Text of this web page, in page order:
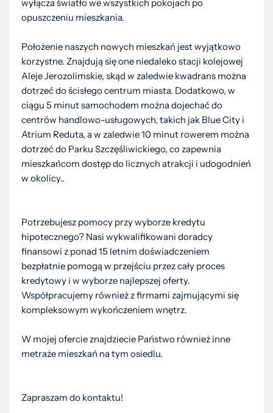
wyłącza światło we wszystkich pokojach po
opuszczeniu mieszkania.
Położenie naszych nowych mieszkań jest wyjątkowo
korzystne. Znajdują się one niedaleko stacji kolejowej
Aleje Jerozolimskie, skąd w zaledwie kwadrans można
dotrzeć do ścisłego centrum miasta. Dodatkowo, w
ciągu 5 minut samochodem można dojechać do
centrów handlowo-usługowych, takich jak Blue City i
Atrium Reduta, a w zaledwie 10 minut rowerem można
dotrzeć do Parku Szczęśliwickiego, co zapewnia
mieszkańcom dostęp do licznych atrakcji i udogodnień
w okolicy..
Potrzebujesz pomocy przy wyborze kredytu
hipotecznego? Nasi wykwalifikowani doradcy
finansowi z ponad 15 letnim doświadczeniem
bezpłatnie pomogą w przejściu przez cały proces
kredytowy i w wyborze najlepszej oferty.
Współpracujemy również z firmami zajmującymi się
kompleksowym wykończeniem wnętrz.
W mojej ofercie znajdziecie Państwo również inne
metraże mieszkań na tym osiedlu.
Zapraszam do kontaktu!